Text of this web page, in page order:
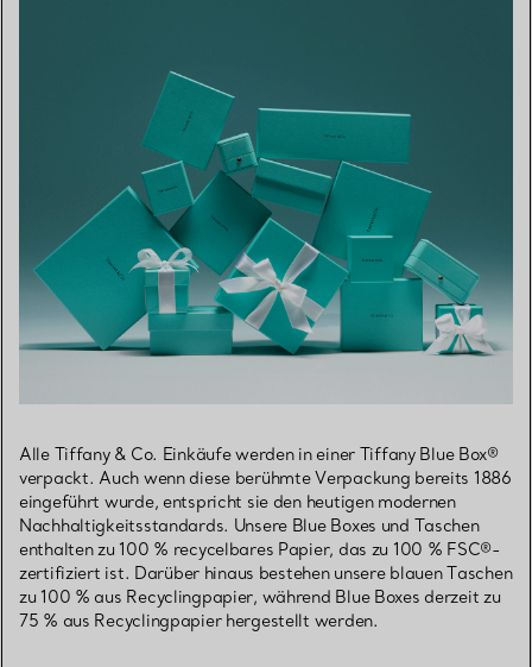
Alle Tiffany & Co. Einkäufe werden in einer Tiffany Blue Box®
verpackt. Auch wenn diese berühmte Verpackung bereits 1886
eingeführt wurde, entspricht sie den heutigen modernen
Nachhaltigkeitsstandards. Unsere Blue Boxes und Taschen
enthalten zu 100 % recycelbares Papier, das zu 100 % FSC®-
zertifiziert ist. Darüber hinaus bestehen unsere blauen Taschen
zu 100 % aus Recyclingpapier, während Blue Boxes derzeit zu
75 % aus Recyclingpapier hergestellt werden.